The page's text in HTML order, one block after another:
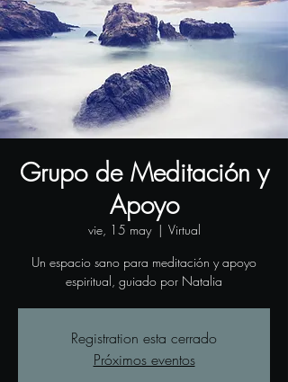
Grupo de Meditación y
Apoyo
vie, 15 may
  |
Virtual
Un espacio sano para meditación y apoyo
espiritual, guiado por Natalia
Registration esta cerrado
Próximos eventos